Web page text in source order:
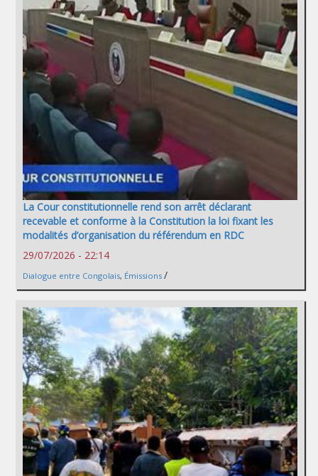
La Cour constitutionnelle rend son arrêt déclarant
recevable et conforme à la Constitution la loi fixant les
modalités d’organisation du référendum en RDC
29/07/2026 - 22:14
Dialogue entre Congolais, Émissions /